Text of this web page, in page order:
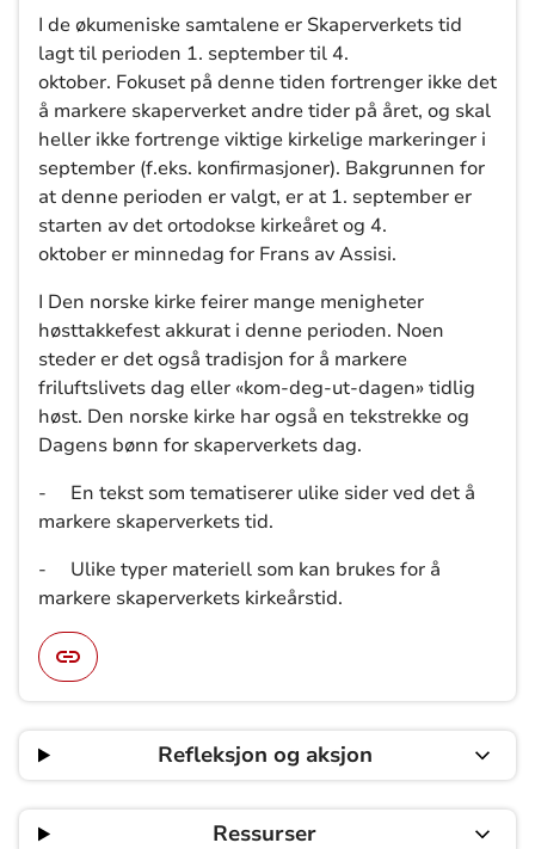
I de økumeniske samtalene er Skaperverkets tid
lagt til perioden 1. september til 4.
oktober. Fokuset på denne tiden fortrenger ikke det
å markere skaperverket andre tider på året, og skal
heller ikke fortrenge viktige kirkelige markeringer i
september (f.eks. konfirmasjoner). Bakgrunnen for
at denne perioden er valgt, er at 1. september er
starten av det ortodokse kirkeåret og 4.
oktober er minnedag for Frans av Assisi.
I Den norske kirke feirer mange menigheter
høsttakkefest akkurat i denne perioden. Noen
steder er det også tradisjon for å markere
friluftslivets dag eller «kom-deg-ut-dagen» tidlig
høst. Den norske kirke har også en tekstrekke og
Dagens bønn for skaperverkets dag.
-
En tekst som tematiserer ulike sider ved det å
markere skaperverkets tid.
-
Ulike typer materiell som kan brukes for å
markere skaperverkets kirkeårstid.
Refleksjon og aksjon
Ressurser